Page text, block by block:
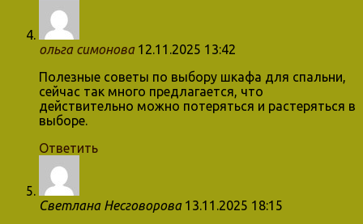
ольга симонова 12.11.2025 13:42
Полезные советы по выбору шкафа для спальни,
сейчас так много предлагается, что
действительно можно потеряться и растеряться в
выборе.
Ответить
Светлана Несговорова 13.11.2025 18:15